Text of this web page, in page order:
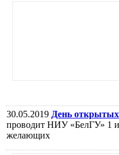
30.05.2019 День
проводит НИУ «БелГУ» 1
желающих